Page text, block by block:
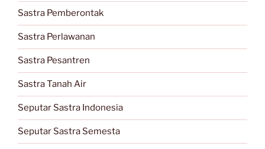
Sastra Pemberontak
Sastra Perlawanan
Sastra Pesantren
Sastra Tanah Air
Seputar Sastra Indonesia
Seputar Sastra Semesta